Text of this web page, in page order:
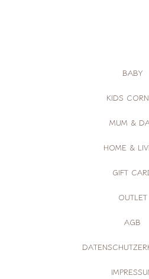
BABY
KIDS
MUM &
HOME &
GIFT
OUTLET
AGB